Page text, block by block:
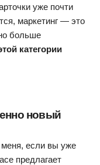
уже почти
маркетинг — это
больше
категории
новый
меня, если вы уже
предлагает